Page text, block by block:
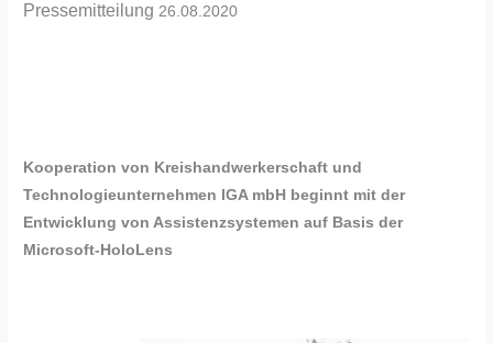
Pressemitteilung 26.08.2020
Kooperation von Kreishandwerkerschaft und
Technologieunternehmen IGA mbH beginnt mit der
Entwicklung von Assistenzsystemen auf Basis der
Microsoft-HoloLens